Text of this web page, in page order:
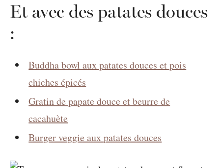
Et avec des patates douces
:
Buddha bowl aux patates douces et pois
chiches épicés
Gratin de papate douce et beurre de
cacahuète
Burger veggie aux patates douces